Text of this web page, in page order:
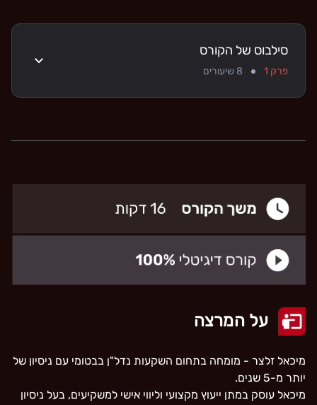
סילבוס של הקורס
פרק 1 8 שיעורים
על המרצה
מיכאל זלצר - מומחה בתחום השקעות נדל"ן בבטומי עם ניסיון של
יותר מ-5 שנים.
מיכאל עוסק במתן ייעוץ מקצועי וליווי אישי למשקיעים, בעל ניסיון